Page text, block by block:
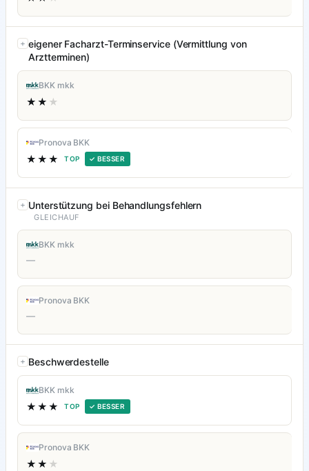
eigener Facharzt-Terminservice (Vermittlung von
Arztterminen)
BKK mkk
★★ ★
Pronova BKK
★★★ TOP ✓ BESSER
Unterstützung bei Behandlungsfehlern
GLEICHAUF
BKK mkk
—
Pronova BKK
—
Beschwerdestelle
BKK mkk
★★★ TOP ✓ BESSER
Pronova BKK
★★ ★